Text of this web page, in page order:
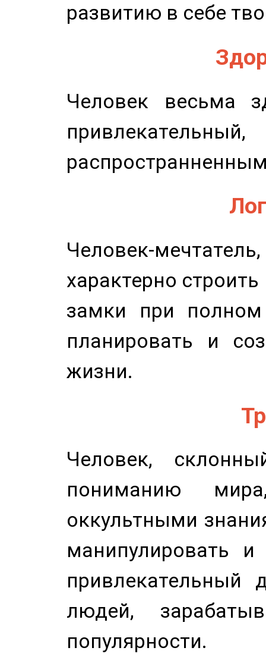
развитию в себе
Человек весьма
Человек-
характерно
замки при полном
планировать и
жизни.
Человек,
пониманию
оккультными
манипулировать
привлекательный
людей,
популярности.